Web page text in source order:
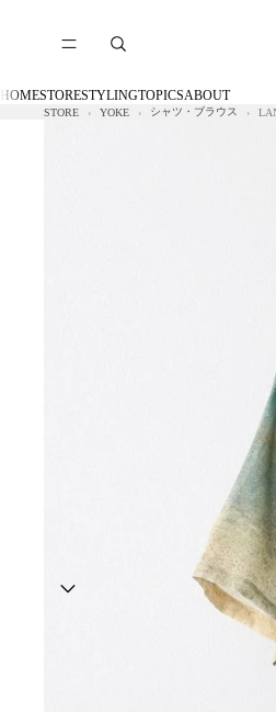
HOMESTORESTYLINGTOPICSABOUT
STORE YOKE シャツ・ブラウス